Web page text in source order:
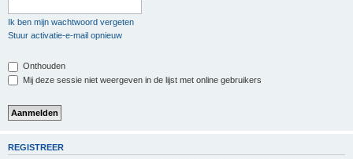
Ik ben mijn wachtwoord vergeten
Stuur activatie-e-mail opnieuw
Onthouden
Mij deze sessie niet weergeven in de lijst met online gebruikers
REGISTREER